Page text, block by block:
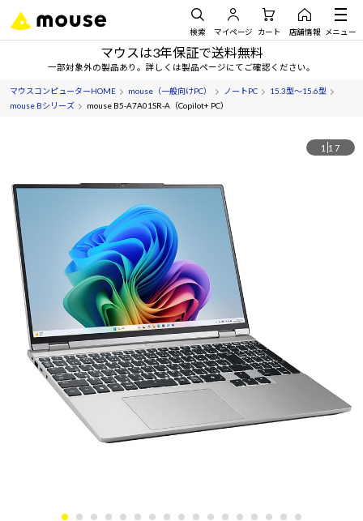
検索 マイページ カート 店舗情報 メニュー
マウスは3年保証で送料無料
一部対象外の製品あり。詳しくは製品ページにてご確認ください。
マウスコンピューターHOME mouse（一般向けPC） ノートPC
15.3型～15.6型
mouse Bシリーズ
mouse B5-A7A01SR-A（Copilot+ PC）
1 17